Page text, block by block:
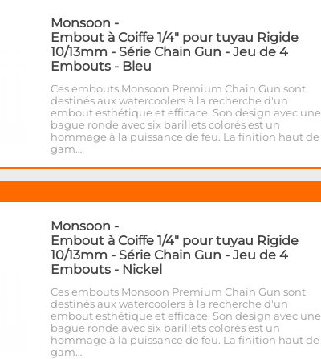
Monsoon -
Embout à Coiffe 1/4" pour tuyau Rigide
10/13mm - Série Chain Gun - Jeu de 4
Embouts - Bleu
Ces embouts Monsoon Premium Chain Gun sont
destinés aux watercoolers à la recherche d'un
embout esthétique et efficace. Son design avec une
bague ronde avec six barillets colorés est un
hommage à la puissance de feu. La finition haut de
gam…
Monsoon -
Embout à Coiffe 1/4" pour tuyau Rigide
10/13mm - Série Chain Gun - Jeu de 4
Embouts - Nickel
Ces embouts Monsoon Premium Chain Gun sont
destinés aux watercoolers à la recherche d'un
embout esthétique et efficace. Son design avec une
bague ronde avec six barillets colorés est un
hommage à la puissance de feu. La finition haut de
gam…